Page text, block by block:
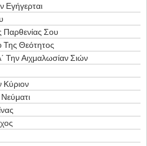
Εγήγερται
Παρθενίας Σου
Της Θεότητος
Την Αιχμαλωσίαν Σιών
Κύριον